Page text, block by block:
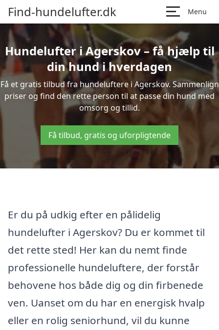
Find-hundelufter.dk Menu
Hundelufter i Agerskov – få hjælp til
din hund i hverdagen
Få et gratis tilbud fra hundeluftere i Agerskov. Sammenlign
priser og find den rette person til at passe din hund med
omsorg og tillid.
Få tilbud, gratis og uforpligtende
Er du på udkig efter en pålidelig
hundelufter i Agerskov? Du er kommet til
det rette sted! Her kan du nemt finde
professionelle hundeluftere, der forstår
behovene hos både dig og din firbenede
ven. Uanset om du har en energisk hvalp
eller en rolig seniorhund, vil du kunne